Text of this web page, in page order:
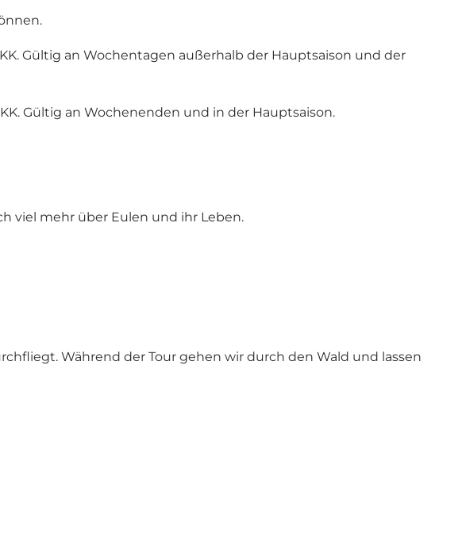
Gültig an Wochentagen außerhalb der Hauptsaison und der
Gültig an Wochenenden und in der Hauptsaison.
viel mehr über Eulen und ihr Leben.
Während der Tour gehen wir durch den Wald und lassen